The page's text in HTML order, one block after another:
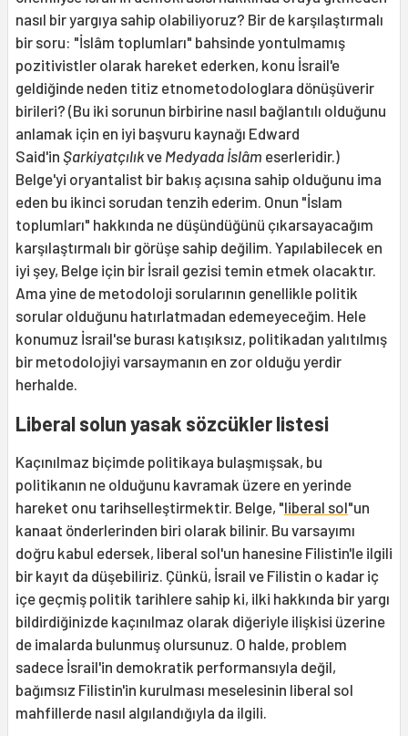
nasıl bir yargıya sahip olabiliyoruz? Bir de karşılaştırmalı
bir soru: "İslâm toplumları" bahsinde yontulmamış
pozitivistler olarak hareket ederken, konu İsrail'e
geldiğinde neden titiz etnometodologlara dönüşüverir
birileri? (Bu iki sorunun birbirine nasıl bağlantılı olduğunu
anlamak için en iyi başvuru kaynağı Edward
Said'in Şarkiyatçılıkve Medyada İslâm eserleridir.)
Belge'yi oryantalist bir bakış açısına sahip olduğunu ima
eden bu ikinci sorudan tenzih ederim. Onun "İslam
toplumları" hakkında ne düşündüğünü çıkarsayacağım
karşılaştırmalı bir görüşe sahip değilim. Yapılabilecek en
iyi şey, Belge için bir İsrail gezisi temin etmek olacaktır.
Ama yine de metodoloji sorularının genellikle politik
sorular olduğunu hatırlatmadan edemeyeceğim. Hele
konumuz İsrail'se burası katışıksız, politikadan yalıtılmış
bir metodolojiyi varsaymanın en zor olduğu yerdir
herhalde.
Liberal solun yasak sözcükler listesi
Kaçınılmaz biçimde politikaya bulaşmışsak, bu
politikanın ne olduğunu kavramak üzere en yerinde
hareket onu tarihselleştirmektir. Belge, "liberal sol"un
kanaat önderlerinden biri olarak bilinir. Bu varsayımı
doğru kabul edersek, liberal sol'un hanesine Filistin'le ilgili
bir kayıt da düşebiliriz. Çünkü, İsrail ve Filistin o kadar iç
içe geçmiş politik tarihlere sahip ki, ilki hakkında bir yargı
bildirdiğinizde kaçınılmaz olarak diğeriyle ilişkisi üzerine
de imalarda bulunmuş olursunuz. O halde, problem
sadece İsrail'in demokratik performansıyla değil,
bağımsız Filistin'in kurulması meselesinin liberal sol
mahfillerde nasıl algılandığıyla da ilgili.